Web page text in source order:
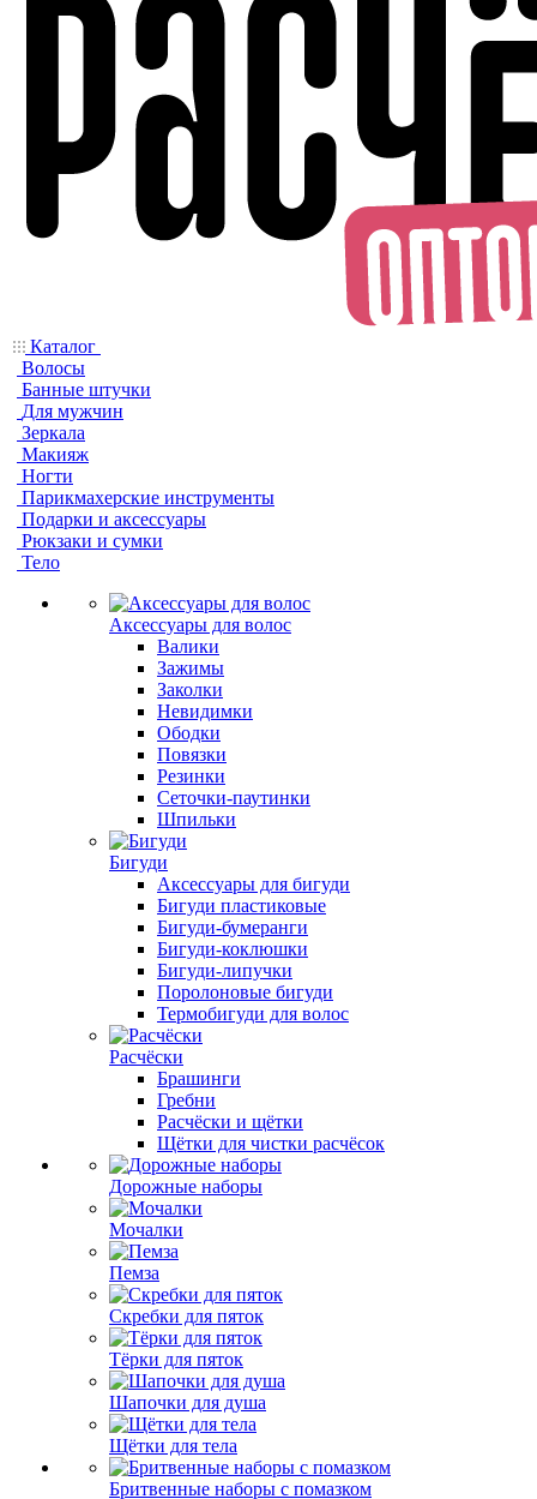
Каталог
Волосы
Банные штучки
Для мужчин
Зеркала
Макияж
Ногти
Парикмахерские инструменты
Подарки и аксессуары
Рюкзаки и сумки
Тело
Аксессуары для волос
Валики
Зажимы
Заколки
Невидимки
Ободки
Повязки
Резинки
Сеточки-паутинки
Шпильки
Бигуди
Аксессуары для бигуди
Бигуди пластиковые
Бигуди-бумеранги
Бигуди-коклюшки
Бигуди-липучки
Поролоновые бигуди
Термобигуди для волос
Расчёски
Брашинги
Гребни
Расчёски и щётки
Щётки для чистки расчёсок
Дорожные наборы
Мочалки
Пемза
Скребки для пяток
Тёрки для пяток
Шапочки для душа
Щётки для тела
Бритвенные наборы с помазком